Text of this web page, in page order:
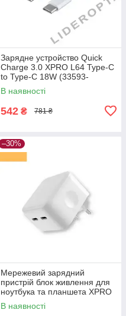
Зарядне устройство Quick
Charge 3.0 XPRO L64 Type-C
to Type-C 18W (33593-
01_179)
В наявності
542 ₴ 781 ₴
–30%
Мережевий зарядний
пристрій блок живлення для
ноутбука та планшета XPRO
Dual type-C port 35W 3.0A
білий (33038-01)
В наявності